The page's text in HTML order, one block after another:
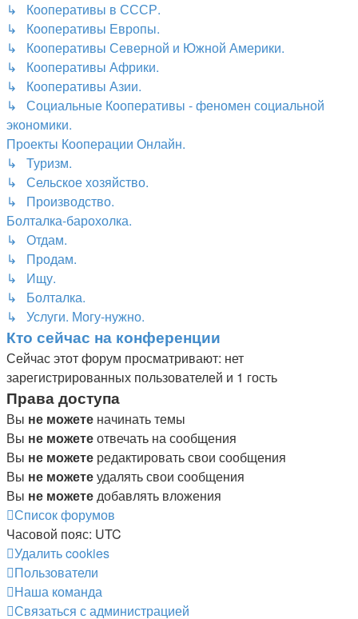
↳ Кооперативы в СССР.
↳ Кооперативы Европы.
↳ Кооперативы Северной и Южной Америки.
↳ Кооперативы Африки.
↳ Кооперативы Азии.
↳ Социальные Кооперативы - феномен социальной
экономики.
Проекты Кооперации Онлайн.
↳ Туризм.
↳ Сельское хозяйство.
↳ Производство.
Болталка-барохолка.
↳ Отдам.
↳ Продам.
↳ Ищу.
↳ Болталка.
↳ Услуги. Могу-нужно.
Кто сейчас на конференции
Сейчас этот форум просматривают: нет
зарегистрированных пользователей и 1 гость
Права доступа
Вы не можете начинать темы
Вы не можетеотвечать на сообщения
Вы не можете редактировать свои сообщения
Вы не можетеудалять свои сообщения
Вы не можетедобавлять вложения
Список форумов
Часовой пояс: UTC
Удалить cookies
Пользователи
Наша команда
Связаться с администрацией